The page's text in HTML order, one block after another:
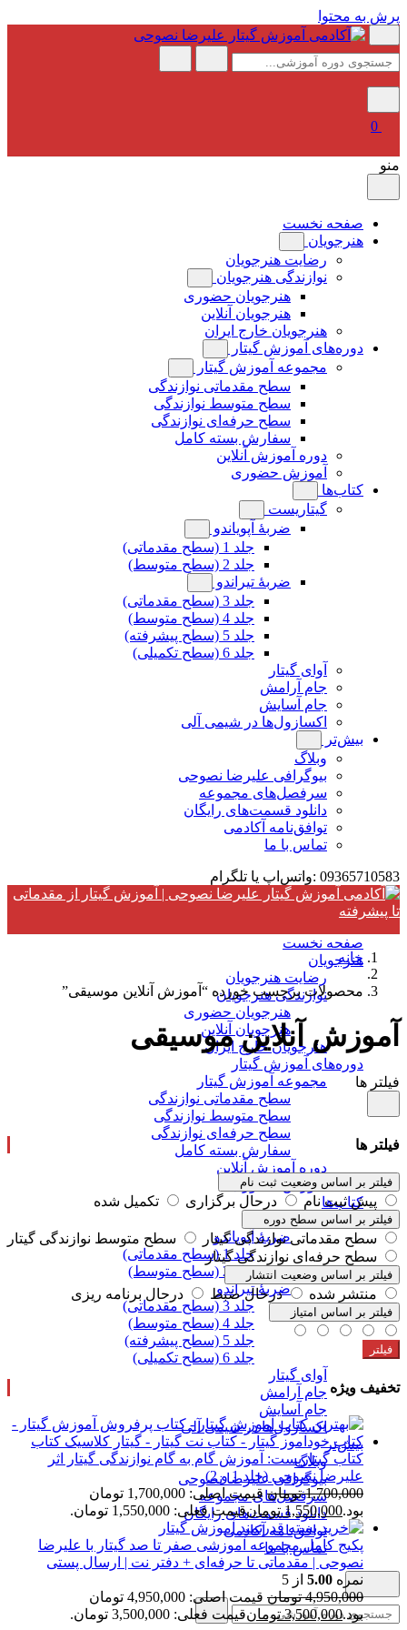
پرش به محتوا
0
منو
صفحه نخست
هنرجویان
رضایت هنرجویان
نوازندگی هنرجویان
هنرجویان حضوری
هنرجویان آنلاین
هنرجویان خارج ایران
دوره‌های آموزش گیتار
مجموعه آموزش گیتار
سطح مقدماتی نوازندگی
سطح متوسط نوازندگی
سطح حرفه‌ای نوازندگی
سفارش بسته کامل
دوره آموزش آنلاین
آموزش حضوری
کتاب‌ها
گیتاریست
ضربۀ آپویاندو
جلد 1 (سطح مقدماتی)
جلد 2 (سطح متوسط)
ضربۀ تیراندو
جلد 3 (سطح مقدماتی)
جلد 4 (سطح متوسط)
جلد 5 (سطح پیشرفته)
جلد 6 (سطح تکمیلی)
آوای گیتار
جام آرامش
جام آسایش
اکسازول‌ها در شیمی آلی
بیش‌تر
وبلاگ
بیوگرافی علیرضا نصوحی
سرفصل‌های مجموعه
دانلود قسمت‌های رایگان
توافق‌نامه آکادمی
تماس با ما
09365710583 :واتس‌اپ یا تلگرام
صفحه نخست
هنرجویان
رضایت هنرجویان
نوازندگی هنرجویان
هنرجویان حضوری
هنرجویان آنلاین
هنرجویان خارج ایران
دوره‌های آموزش گیتار
مجموعه آموزش گیتار
سطح مقدماتی نوازندگی
سطح متوسط نوازندگی
سطح حرفه‌ای نوازندگی
سفارش بسته کامل
دوره آموزش آنلاین
آموزش حضوری
کتاب‌ها
گیتاریست
ضربۀ آپویاندو
جلد 1 (سطح مقدماتی)
جلد 2 (سطح متوسط)
ضربۀ تیراندو
جلد 3 (سطح مقدماتی)
جلد 4 (سطح متوسط)
جلد 5 (سطح پیشرفته)
جلد 6 (سطح تکمیلی)
آوای گیتار
جام آرامش
جام آسایش
اکسازول‌ها در شیمی آلی
بیش‌تر
وبلاگ
بیوگرافی علیرضا نصوحی
سرفصل‌های مجموعه
دانلود قسمت‌های رایگان
توافق‌نامه آکادمی
تماس با ما
خانه
محصولات برچسب خورده “آموزش آنلاین موسیقی”
آموزش آنلاین موسیقی
فیلتر ها
فیلتر ها
فیلتر بر اساس وضعیت ثبت نام
پیش ثبت نام درحال برگزاری تکمیل شده
فیلتر بر اساس سطح دوره
سطح مقدماتی نوازندگی گیتار
سطح متوسط نوازندگی گیتار
سطح حرفه‌ای نوازندگی گیتار
فیلتر بر اساس وضعیت انتشار
منتشر شده درحال ضبط درحال برنامه ریزی
فیلتر بر اساس امتیاز
فیلتر
تخفیف ویژه
کتاب گیتاریست: آموزش گام به گام نوازندگی گیتار اثر
علیرضا نصوحی (جلد 1 و 2)
1,700,000 تومان
قیمت اصلی: 1,700,000 تومان
بود.1,550,000 تومانقیمت فعلی: 1,550,000 تومان.
پکیج کامل مجموعه آموزشی صفر تا صد گیتار با علیرضا
نصوحی | مقدماتی تا حرفه‌ای + دفتر نت | ارسال پستی
نمره 5.00 از 5
4,950,000 تومان
قیمت اصلی: 4,950,000 تومان
بود.3,500,000 تومانقیمت فعلی: 3,500,000 تومان.